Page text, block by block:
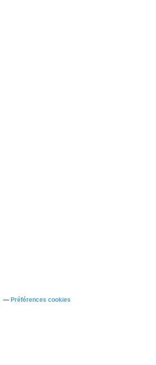
Préférences cookies